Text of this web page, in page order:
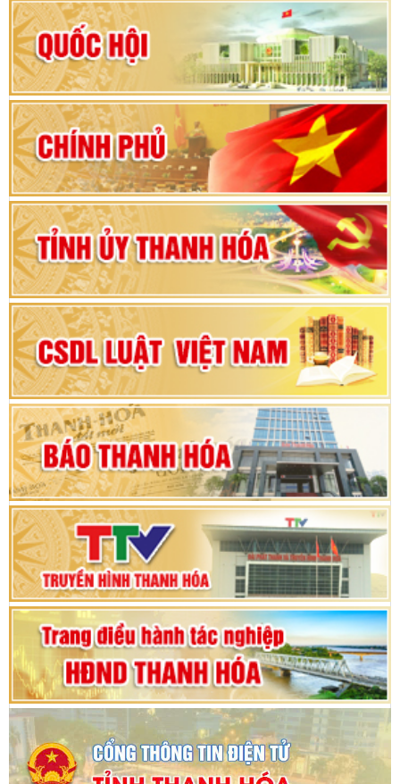
Hướng dẫn quy trình bỏ phiếu bầu cử ĐBQH
khoá XVI và đại biểu HĐND các cấp nhiệm kỳ
2026-2031
80 năm Quốc hội Việt Nam: vì lợi ích Nhân dân,
vì sự phát triển của đất nước
Bộ Chính trị duyệt nội dung Đại hội đại biểu
Đảng bộ tỉnh Thanh Hóa lần thứ XX, nhiệm kỳ
2025 - 2030
Đại hội đại biểu Đảng bộ xã Yên Thọ lần thứ I,
nhiệm kỳ 2025 – 2030
Đại hội Đảng bộ xã Yên Ninh lần thứ nhất,
nhiệm kỳ 2025 - 2030
Khai mạc Kỳ họp bất thường lần thứ 9, Quốc
hội khóa XV
Phiên thảo luận Kỳ họp thứ 24, HĐND tỉnh
Thanh Hóa khóa XVIII, nhiệm kỳ 2021 - 2026
Bế mạc Kỳ họp thứ hai bốn, Hội đồng nhân dân
tỉnh khoá XVIII